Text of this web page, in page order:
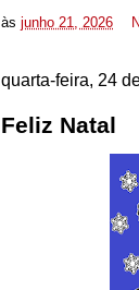
às junho 21, 2026
quarta-feira, 24
Feliz Natal